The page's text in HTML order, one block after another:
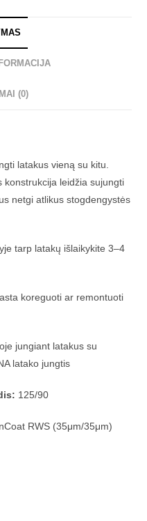
(0)
latakus vieną su kitu.
konstrukcija leidžia sujungti
netgi atlikus stogdengystės
tarp latakų išlaikykite 3–4
koreguoti ar remontuoti
jungiant latakus su
latako jungtis
125/90
RWS (35μm/35μm)